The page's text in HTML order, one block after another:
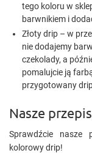
tego koloru w
barwnikiem i
Złoty drip – w
nie dodajemy
czekolady, a
pomalujcie ją
przygotowany
Nasze
Sprawdźcie nasze
kolorowy drip!